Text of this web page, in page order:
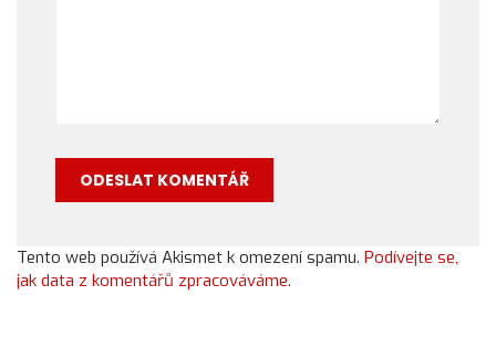
Tento web používá Akismet k omezení spamu. Podívejte se,
jak data z komentářů zpracováváme.